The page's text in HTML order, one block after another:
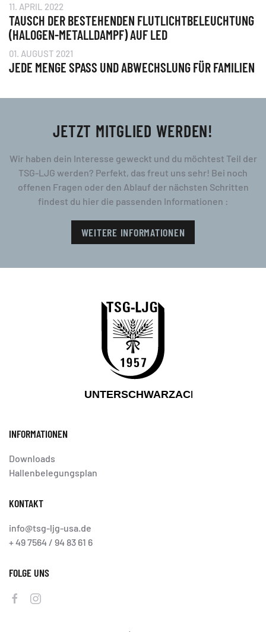
11. APRIL 2022
TAUSCH DER BESTEHENDEN FLUTLICHTBELEUCHTUNG
(HALOGEN-METALLDAMPF) AUF LED
01. AUGUST 2021
JEDE MENGE SPASS UND ABWECHSLUNG FÜR FAMILIEN
JETZT MITGLIED WERDEN!
Wir haben dein Interesse geweckt und du möchtest Teil der
TSG-LJG werden? Perfekt, das freut uns sehr! Bei noch
offenen Fragen oder den Ablauf der nächsten Schritten
findest du hier die passenden Informationen :
WEITERE INFORMATIONEN
INFORMATIONEN
Downloads
Hallenbelegungsplan
KONTAKT
info@tsg-ljg-usa.de
+ 49 7564 / 94 83 61 6
FOLGE UNS